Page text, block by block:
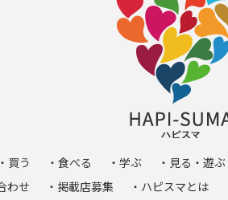
買う ・食べる ・学ぶ ・見る・遊ぶ
わせ
・掲載店募集 ・ハピスマとは